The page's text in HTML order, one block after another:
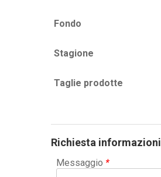
Fondo
Stagione
Taglie prodotte
Richiesta informazioni
Messaggio *